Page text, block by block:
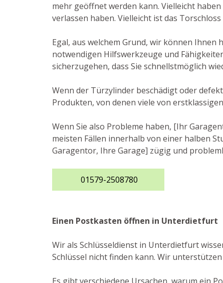
mehr geöffnet werden kann. Vielleicht
verlassen haben. Vielleicht ist das
Egal, aus welchem Grund, wir können
notwendigen Hilfswerkzeuge und
sicherzugehen, dass Sie schnellstmöglich
Wenn der Türzylinder beschädigt oder
Produkten, von denen viele von
Wenn Sie also Probleme haben, [Ihr
meisten Fällen innerhalb von einer halben
Garagentor, Ihre Garage] zügig und
01579-2508780
Einen Postkasten öffnen in Unterdietfurt
Wir als Schlüsseldienst in Unterdietfurt
Schlüssel nicht finden kann. Wir